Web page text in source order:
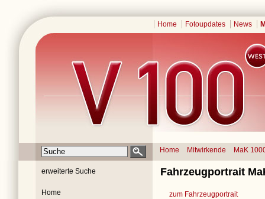
Home Fotoupdates News
Home Mitwirkende MaK
erweiterte Suche
Home
Fahrzeugportrait
zum Fahrzeugportrait